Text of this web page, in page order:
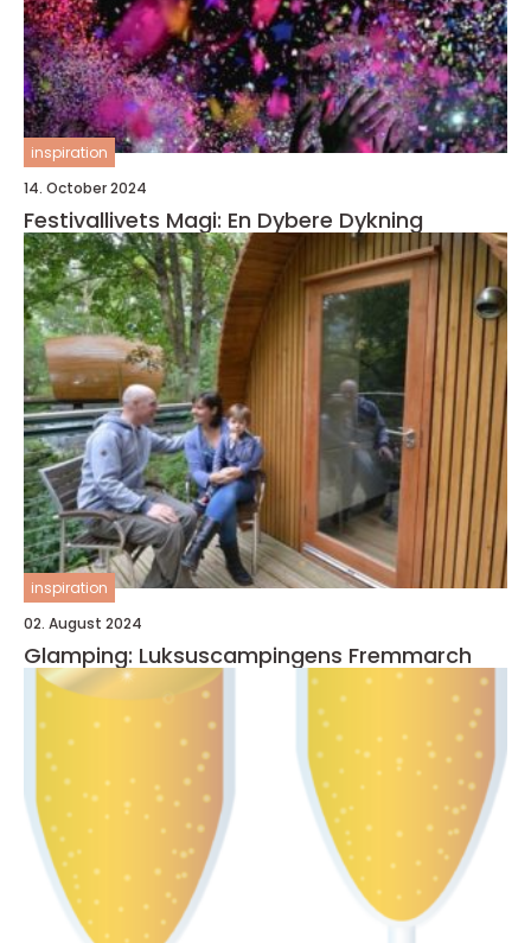
inspiration
14. October 2024
Festivallivets Magi: En Dybere Dykning
inspiration
02. August 2024
Glamping: Luksuscampingens Fremmarch